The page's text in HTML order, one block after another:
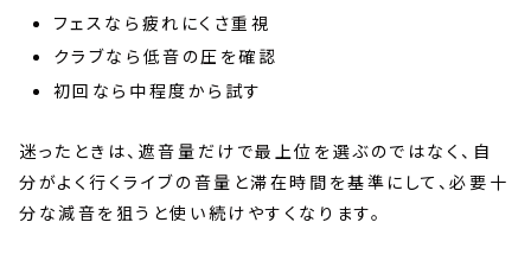
フェスなら疲れにくさ重視
クラブなら低音の圧を確認
初回なら中程度から試す
迷ったときは、遮音量だけで最上位を選ぶのではなく、自
分がよく行くライブの音量と滞在時間を基準にして、必要十
分な減音を狙うと使い続けやすくなります。